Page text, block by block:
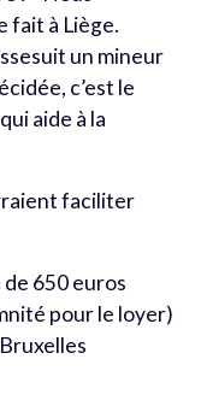
fait à Liège.
un mineur
c’est le
aide à la
faciliter
de 650 euros
pour le loyer)